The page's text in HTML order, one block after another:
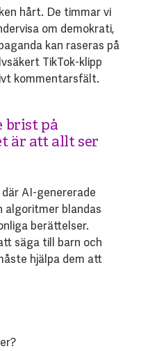
hårt. De timmar vi
om demokrati,
kan raseras på
TikTok-klipp
kommentarsfält.
brist på
är att allt ser
AI-genererade
algoritmer blandas
berättelser.
säga till barn och
hjälpa dem att